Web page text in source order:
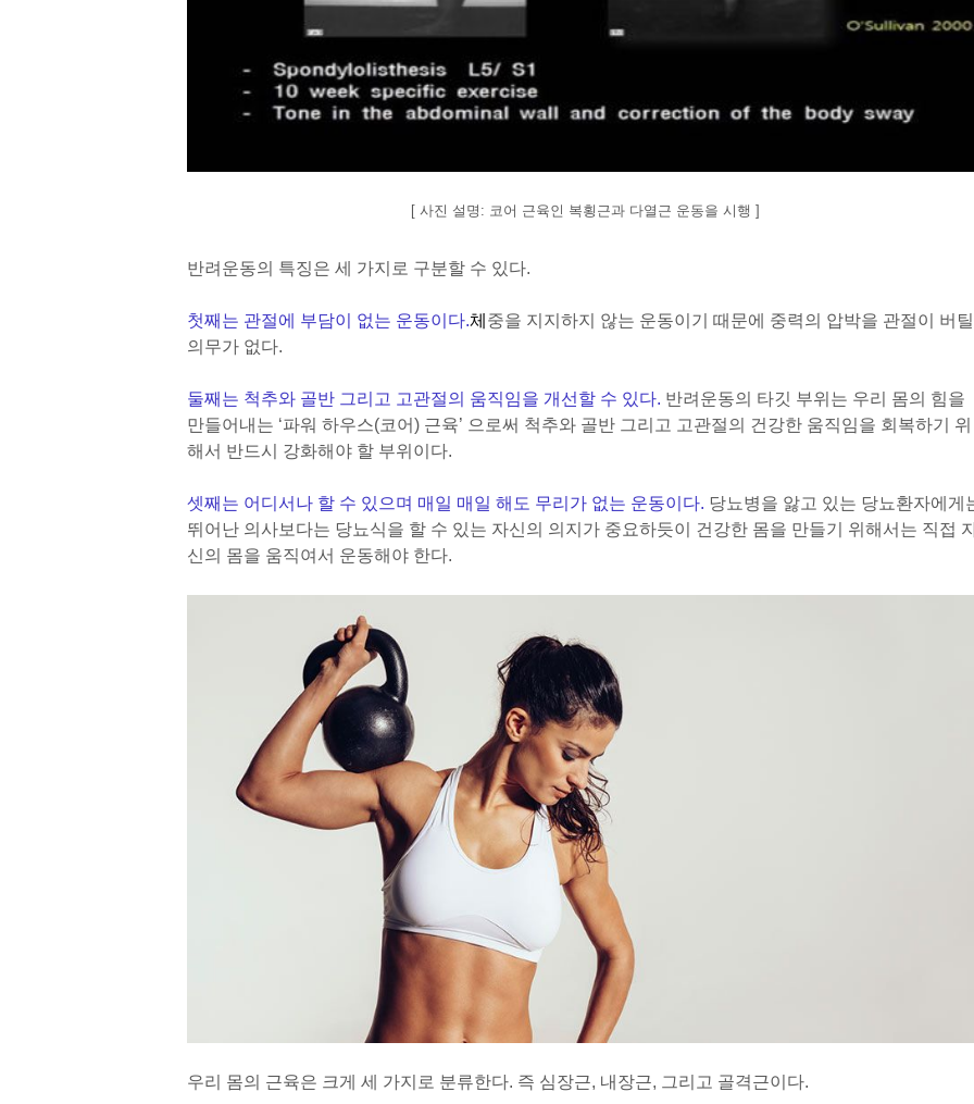
[ 사진 설명: 코어 근육인 복횡근과 다열근 운동을 시행 ]
반려운동의 특징은 세 가지로 구분할 수 있다.
첫째는 관절에 부담이 없는 운동이다.체 중을 지지하지 않는 운동이기 때문에 중력의 압박을 관절이 버틸
의무가 없다.
둘째는 척추와 골반 그리고 고관절의 움직임을 개선할 수 있다. 반려운동의 타깃 부위는 우리 몸의 힘을
만들어내는 ‘파워 하우스(코어) 근육’ 으로써 척추와 골반 그리고 고관절의 건강한 움직임을 회복하기 위
해서 반드시 강화해야 할 부위이다.
셋째는 어디서나 할 수 있으며 매일 매일 해도 무리가 없는 운동이다. 당뇨병을 앓고 있는 당뇨환자에게
뛰어난 의사보다는 당뇨식을 할 수 있는 자신의 의지가 중요하듯이 건강한 몸을 만들기 위해서는 직접
신의 몸을 움직여서 운동해야 한다.
우리 몸의 근육은 크게 세 가지로 분류한다. 즉 심장근, 내장근, 그리고 골격근이다.